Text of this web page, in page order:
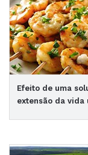
Efeito de uma
extensão da